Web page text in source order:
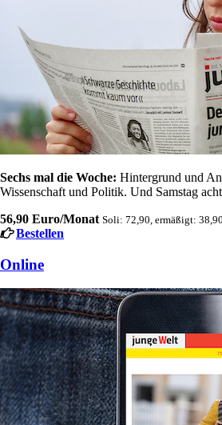
Sechs mal die Woche: Hintergrund und
Wissenschaft und Politik. Und Samstag
56,90 Euro/Monat Soli: 72,90, ermäßigt: 38,90
Bestellen
Online